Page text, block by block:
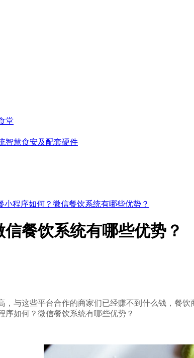
堂
智慧食安及配套硬件
小程序如何？微信餐饮系统有哪些优势？
餐饮系统有哪些优势？
与这些平台合作的商家们已经赚不到什么钱，餐
序如何？微信餐饮系统有哪些优势？